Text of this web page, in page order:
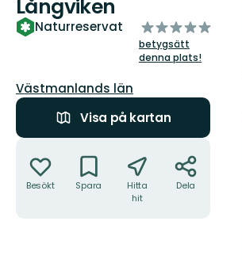
Långviken
Naturreservat
av
5
stjärnor
betygsätt
denna plats!
Län:
Västmanlands län
Visa på kartan
Besökt Spara
Hitta
hit
Dela